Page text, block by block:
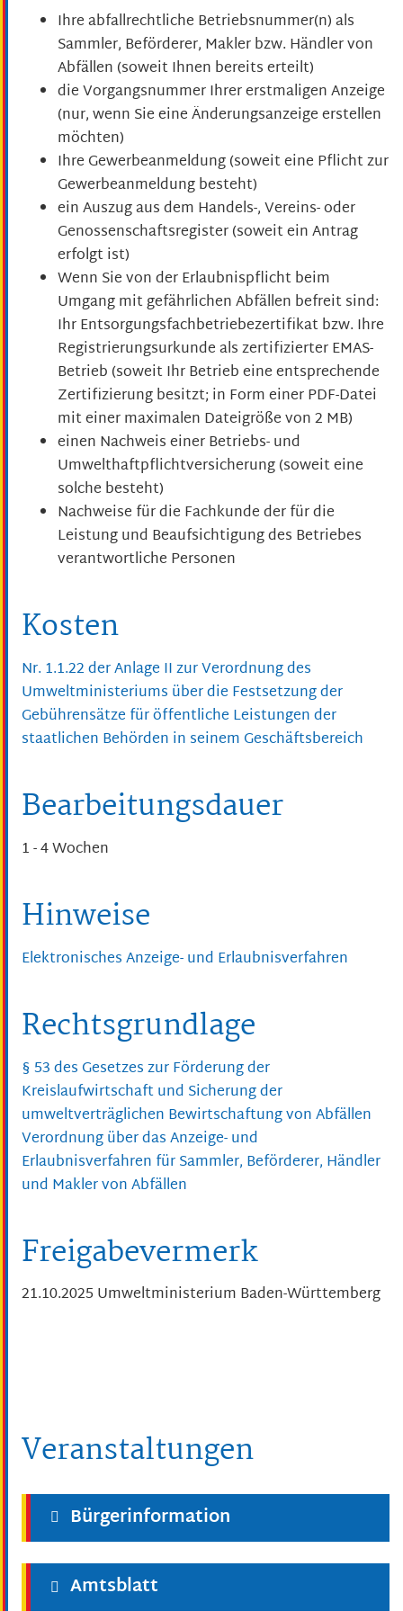
Ihre abfallrechtliche Betriebsnummer(n) als
Sammler, Beförderer, Makler bzw. Händler von
Abfällen (soweit Ihnen bereits erteilt)
die Vorgangsnummer Ihrer erstmaligen Anzeige
(nur, wenn Sie eine Änderungsanzeige erstellen
möchten)
Ihre Gewerbeanmeldung (soweit eine Pflicht zur
Gewerbeanmeldung besteht)
ein Auszug aus dem Handels-, Vereins- oder
Genossenschaftsregister (soweit ein Antrag
erfolgt ist)
Wenn Sie von der Erlaubnispflicht beim
Umgang mit gefährlichen Abfällen befreit sind:
Ihr Entsorgungsfachbetriebezertifikat bzw. Ihre
Registrierungsurkunde als zertifizierter EMAS-
Betrieb (soweit Ihr Betrieb eine entsprechende
Zertifizierung besitzt; in Form einer PDF-Datei
mit einer maximalen Dateigröße von 2 MB)
einen Nachweis einer Betriebs- und
Umwelthaftpflichtversicherung (soweit eine
solche besteht)
Nachweise für die Fachkunde der für die
Leistung und Beaufsichtigung des Betriebes
verantwortliche Personen
Kosten
Nr. 1.1.22 der Anlage II zur Verordnung des
Umweltministeriums über die Festsetzung der
Gebührensätze für öffentliche Leistungen der
staatlichen Behörden in seinem Geschäftsbereich
Bearbeitungsdauer
1 - 4 Wochen
Hinweise
Elektronisches Anzeige- und Erlaubnisverfahren
Rechtsgrundlage
§ 53 des Gesetzes zur Förderung der
Kreislaufwirtschaft und Sicherung der
umweltverträglichen Bewirtschaftung von Abfällen
Verordnung über das Anzeige- und
Erlaubnisverfahren für Sammler, Beförderer, Händler
und Makler von Abfällen
Freigabevermerk
21.10.2025 Umweltministerium Baden-Württemberg
Veranstaltungen
Bürgerinformation
Amtsblatt